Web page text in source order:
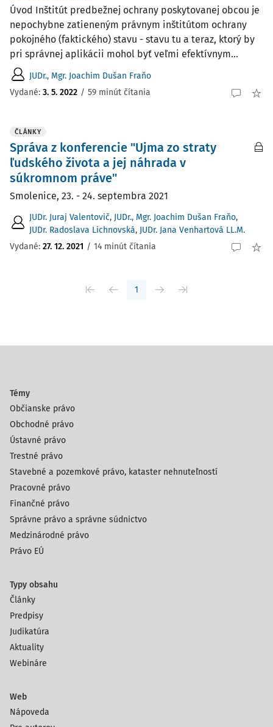
Úvod Inštitút predbežnej ochrany poskytovanej obcou je
nepochybne zatieneným právnym inštitútom ochrany
pokojného (faktického) stavu - stavu tu a teraz, ktorý by
pri správnej aplikácii mohol byť veľmi efektívnym...
JUDr., Mgr. Joachim Dušan Fraňo
Vydané: 3. 5. 2022 / 59 minút čítania
ČLÁNKY
Správa z konferencie "Ujma zo straty
ľudského života a jej náhrada v
súkromnom práve"
Smolenice, 23. - 24. septembra 2021
JUDr. Juraj Valentovič, JUDr., Mgr. Joachim Dušan Fraňo,
JUDr. Radoslava Lichnovská, JUDr. Jana Venhartová LL.M.
Vydané: 27. 12. 2021 / 14 minút čítania
1
Témy
Občianske právo
Obchodné právo
Ústavné právo
Trestné právo
Stavebné a pozemkové právo, kataster nehnuteľností
Pracovné právo
Finančné právo
Správne právo a správne súdnictvo
Medzinárodné právo
Právo EÚ
Typy obsahu
Články
Predpisy
Judikatúra
Aktuality
Webináre
Web
Nápoveda